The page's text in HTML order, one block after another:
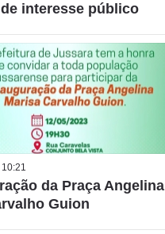
interesse público
da Praça Angelina
Guion